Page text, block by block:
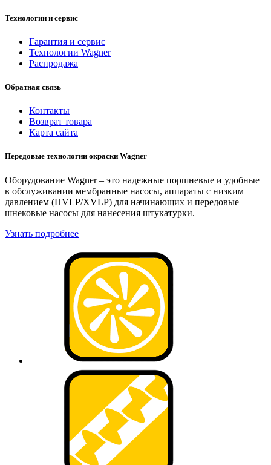
Технологии и сервис
Гарантия и сервис
Технологии Wagner
Распродажа
Обратная связь
Контакты
Возврат товара
Карта сайта
Передовые технологии окраски Wagner
Оборудование Wagner – это надежные поршневые и удобные
в обслуживании мембранные насосы, аппараты с низким
давлением (HVLP/XVLP) для начинающих и передовые
шнековые насосы для нанесения штукатурки.
Узнать подробнее